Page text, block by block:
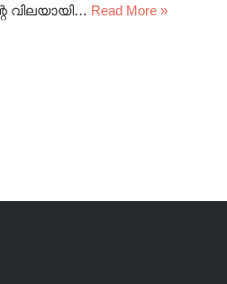
വിലയായി… Read More »